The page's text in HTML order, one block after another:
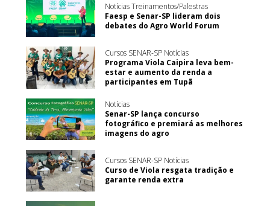
Notícias Treinamentos/Palestras
Faesp e Senar-SP lideram dois
debates do Agro World Forum
Cursos SENAR-SP Notícias
Programa Viola Caipira leva bem-
estar e aumento da renda a
participantes em Tupã
Notícias
Senar-SP lança concurso
fotográfico e premiará as melhores
imagens do agro
Cursos SENAR-SP Notícias
Curso de Viola resgata tradição e
garante renda extra